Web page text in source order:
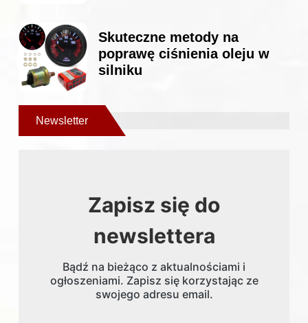
Skuteczne metody na
poprawę ciśnienia oleju w
silniku
Newsletter
Zapisz się do
newslettera
Bądź na bieżąco z aktualnościami i
ogłoszeniami. Zapisz się korzystając ze
swojego adresu email.